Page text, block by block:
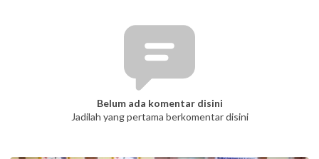
Belum ada komentar disini
Jadilah yang pertama berkomentar disini